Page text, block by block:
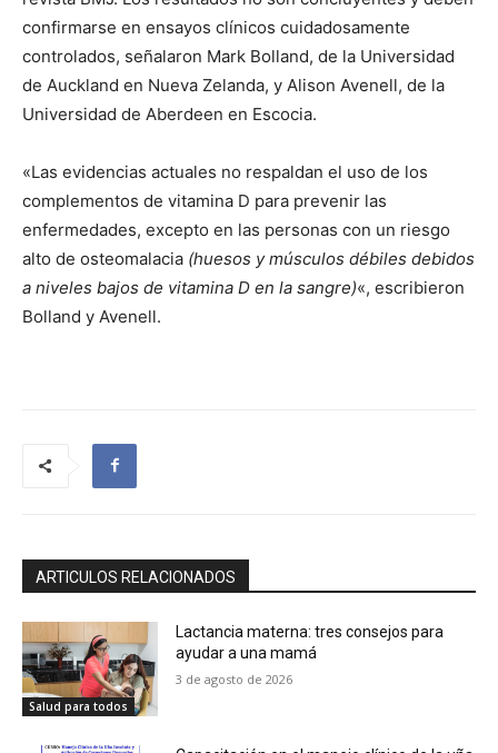
confirmarse en ensayos clínicos cuidadosamente
controlados, señalaron Mark Bolland, de la Universidad
de Auckland en Nueva Zelanda, y Alison Avenell, de la
Universidad de Aberdeen en Escocia.
«Las evidencias actuales no respaldan el uso de los
complementos de vitamina D para prevenir las
enfermedades, excepto en las personas con un riesgo
alto de osteomalacia (huesos y músculos débiles debidos
a niveles bajos de vitamina D en la sangre)«, escribieron
Bolland y Avenell.
ARTICULOS RELACIONADOS
Salud para todos
Lactancia materna: tres consejos para
ayudar a una mamá
3 de agosto de 2026